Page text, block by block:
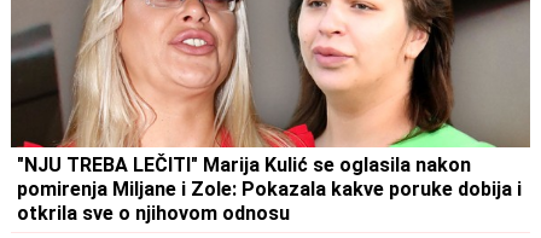
"NJU TREBA LEČITI" Marija Kulić se oglasila nakon
pomirenja Miljane i Zole: Pokazala kakve poruke dobija i
otkrila sve o njihovom odnosu